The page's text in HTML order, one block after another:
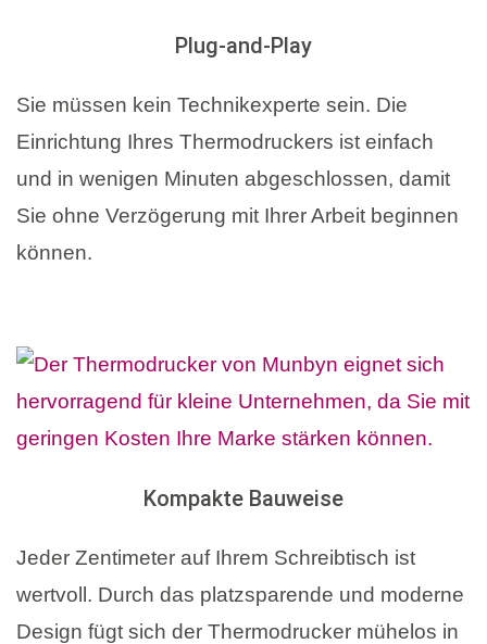
Plug-and-Play
Sie müssen kein Technikexperte sein. Die
Einrichtung Ihres Thermodruckers ist einfach
und in wenigen Minuten abgeschlossen, damit
Sie ohne Verzögerung mit Ihrer Arbeit beginnen
können.
Kompakte Bauweise
Jeder Zentimeter auf Ihrem Schreibtisch ist
wertvoll. Durch das platzsparende und moderne
Design fügt sich der Thermodrucker mühelos in